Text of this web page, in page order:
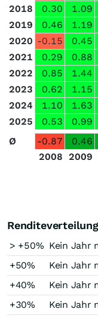
2018
0.30 1.09
2019
0.46 1.19
2020 -0.15 0.45
2021
0.29 0.88
2022
0.85 1.44
2023
0.62 1.15
2024
1.10 1.63
2025
0.53 0.99
Ø
-0.87 0.46
2008 2009
Renditeverteilung
> +50% Kein Jahr
+50%
Kein Jahr
+40%
Kein Jahr
+30%
Kein Jahr